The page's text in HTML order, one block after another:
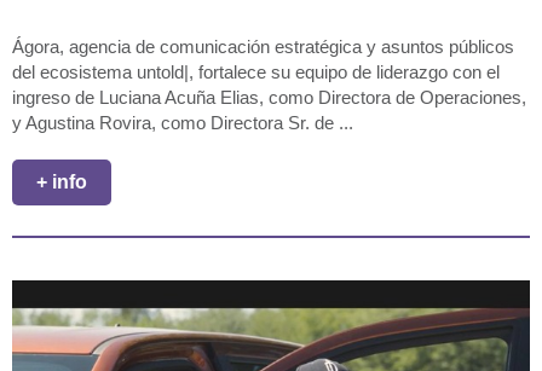
Ágora, agencia de comunicación estratégica y asuntos públicos
del ecosistema untold|, fortalece su equipo de liderazgo con el
ingreso de Luciana Acuña Elias, como Directora de Operaciones,
y Agustina Rovira, como Directora Sr. de ...
+ info